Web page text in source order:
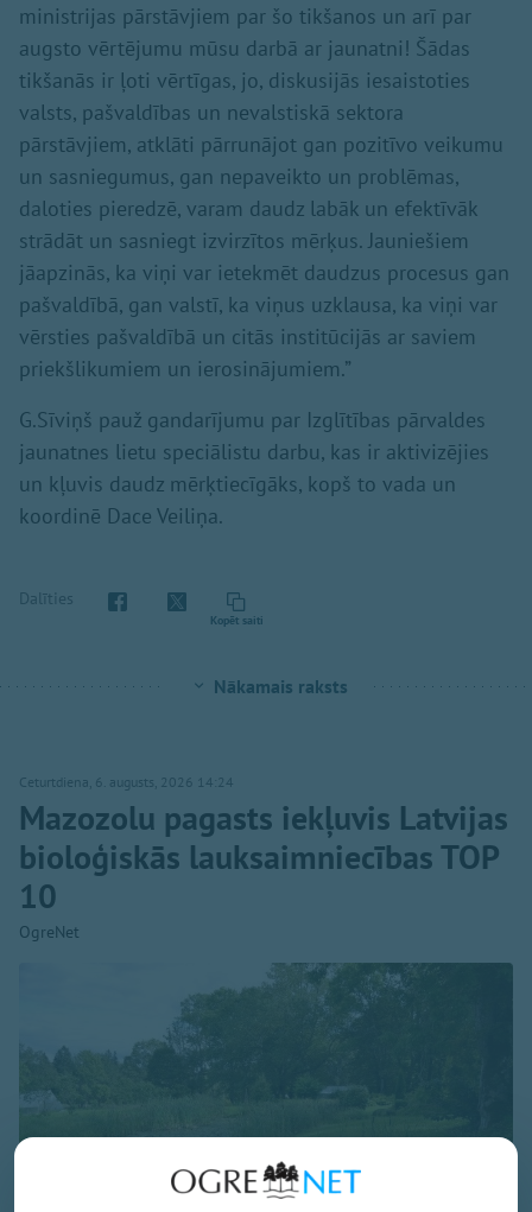
ministrijas pārstāvjiem par šo tikšanos un arī par
augsto vērtējumu mūsu darbā ar jaunatni! Šādas
tikšanās ir ļoti vērtīgas, jo, diskusijās iesaistoties
valsts, pašvaldības un nevalstiskā sektora
pārstāvjiem, atklāti pārrunājot gan pozitīvo veikumu
un sasniegumus, gan nepaveikto un problēmas,
daloties pieredzē, varam daudz labāk un efektīvāk
strādāt un sasniegt izvirzītos mērķus. Jauniešiem
jāapzinās, ka viņi var ietekmēt daudzus procesus gan
pašvaldībā, gan valstī, ka viņus uzklausa, ka viņi var
vērsties pašvaldībā un citās institūcijās ar saviem
priekšlikumiem un ierosinājumiem.”
G.Sīviņš pauž gandarījumu par Izglītības pārvaldes
jaunatnes lietu speciālistu darbu, kas ir aktivizējies
un kļuvis daudz mērķtiecīgāks, kopš to vada un
koordinē Dace Veiliņa.
Dalīties
Kopēt saiti
Nākamais raksts
Ceturtdiena, 6. augusts, 2026 14:24
Mazozolu pagasts iekļuvis Latvijas
bioloģiskās lauksaimniecības TOP
10
OgreNet